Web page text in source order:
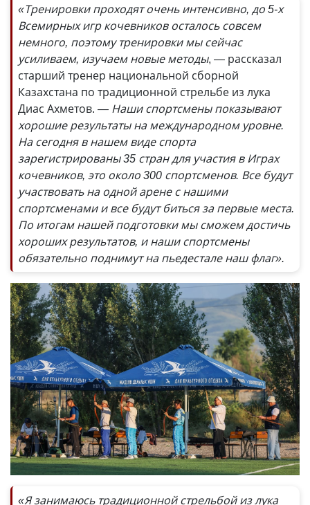
«Тренировки проходят очень интенсивно, до 5-х
Всемирных игр кочевников осталось совсем
немного, поэтому тренировки мы сейчас
усиливаем, изучаем новые методы, — рассказал
старший тренер национальной сборной
Казахстана по традиционной стрельбе из лука
Диас Ахметов. — Наши спортсмены показывают
хорошие результаты на международном уровне.
На сегодня в нашем виде спорта
зарегистрированы 35 стран для участия в Играх
кочевников, это около 300 спортсменов. Все будут
участвовать на одной арене с нашими
спортсменами и все будут биться за первые места.
По итогам нашей подготовки мы сможем достичь
хороших результатов, и наши спортсмены
обязательно поднимут на пьедестале наш флаг».
«Я занимаюсь традиционной стрельбой из лука